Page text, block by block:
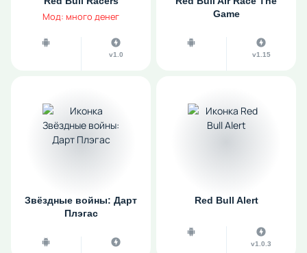
Мод: много денег
v1.0
Game
v1.15
Звёздные войны: Дарт
Плэгас
Red Bull Alert
v1.0.3